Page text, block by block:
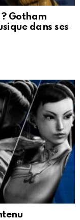
Gotham
dans ses